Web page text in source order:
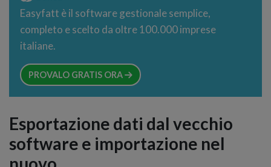
Easyfatt è il software gestionale semplice,
completo e scelto da oltre 100.000 imprese
italiane.
PROVALO GRATIS ORA
Esportazione dati dal vecchio
software e importazione nel